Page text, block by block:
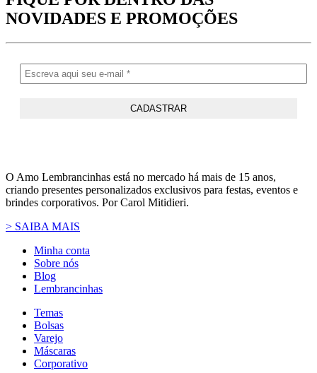
NOVIDADES E PROMOÇÕES
O Amo Lembrancinhas está no mercado há mais de 15 anos,
criando presentes personalizados exclusivos para festas, eventos e
brindes corporativos. Por Carol Mitidieri.
> SAIBA MAIS
Minha conta
Sobre nós
Blog
Lembrancinhas
Temas
Bolsas
Varejo
Máscaras
Corporativo